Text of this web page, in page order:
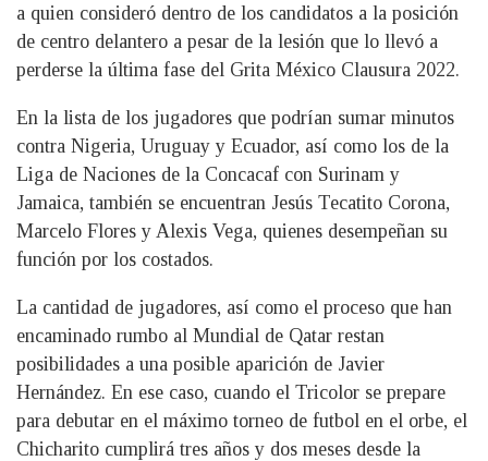
a quien consideró dentro de los candidatos a la posición
de centro delantero a pesar de la lesión que lo llevó a
perderse la última fase del Grita México Clausura 2022.
En la lista de los jugadores que podrían sumar minutos
contra Nigeria, Uruguay y Ecuador, así como los de la
Liga de Naciones de la Concacaf con Surinam y
Jamaica, también se encuentran Jesús Tecatito Corona,
Marcelo Flores y Alexis Vega, quienes desempeñan su
función por los costados.
La cantidad de jugadores, así como el proceso que han
encaminado rumbo al Mundial de Qatar restan
posibilidades a una posible aparición de Javier
Hernández. En ese caso, cuando el Tricolor se prepare
para debutar en el máximo torneo de futbol en el orbe, el
Chicharito cumplirá tres años y dos meses desde la